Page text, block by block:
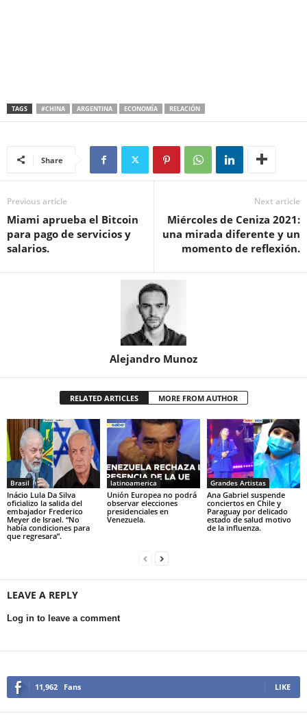
TAGS #CHINA ARGENTINA ECONOMÍA RELACIÓN
Share
Previous article
Miami aprueba el Bitcoin
para pago de servicios y
salarios.
Next article
Miércoles de Ceniza 2021:
una mirada diferente y un
momento de reflexión.
Alejandro Munoz
RELATED ARTICLES MORE FROM AUTHOR
Brasil
Inácio Lula Da Silva
oficializo la salida del
embajador Frederico
Meyer de Israel. “No
había condiciones para
que regresara”.
latinoamerica
Unión Europea no podrá
observar elecciones
presidenciales en
Venezuela.
Grandes Artistas
Ana Gabriel suspende
conciertos en Chile y
Paraguay por delicado
estado de salud motivo
de la influenza.
LEAVE A REPLY
Log in to leave a comment
11,962 Fans LIKE